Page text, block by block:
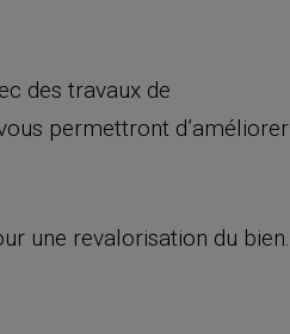
des travaux de
permettront d’améliorer
une revalorisation du bien.